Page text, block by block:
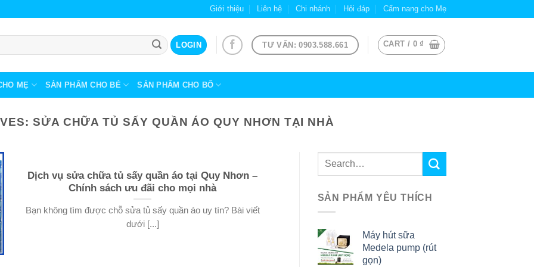
Giới thiệu Liên hệ Chi nhánh Hỏi đáp Cẩm nang cho Mẹ
LOGIN TƯ VẤN: 0903.588.661 CART / 0 ₫
MẸ SẢN PHẨM CHO BÉ SẢN PHẨM CHO BỐ
SỬA CHỮA TỦ SẤY QUẦN ÁO QUY NHƠN TẠI NHÀ
Dịch vụ sửa chữa tủ sấy quần áo tại Quy Nhơn –
Chính sách ưu đãi cho mọi nhà
Bạn không tìm được chỗ sửa tủ sấy quần áo uy tín? Bài viết
dưới [...]
SẢN PHẨM YÊU THÍCH
Máy hút sữa
Medela pump (rút
gọn)